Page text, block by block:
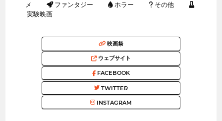
メ
ファンタジー ホラー
その他
実験映画
映画祭
ウェブサイト
FACEBOOK
TWITTER
INSTAGRAM